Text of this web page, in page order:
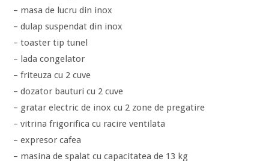
– masa de lucru din inox
– dulap suspendat din inox
– toaster tip tunel
– lada congelator
– friteuza cu 2 cuve
– dozator bauturi cu 2 cuve
– gratar electric de inox cu 2 zone de pregatire
– vitrina frigorifica cu racire ventilata
– expresor cafea
– masina de spalat cu capacitatea de 13 kg